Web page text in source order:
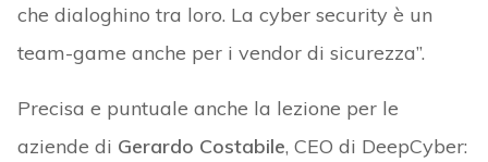
che dialoghino tra loro. La cyber security è un
team-game anche per i vendor di sicurezza”.
Precisa e puntuale anche la lezione per le
aziende di Gerardo Costabile, CEO di DeepCyber: